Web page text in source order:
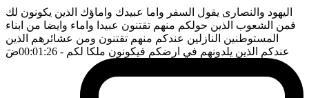
اليهود والنصارى يقول السفر واما عبيدك واماؤك الذين يكونون لك
فمن الشعوب الذين حولكم منهم تقتنون عبيدا واماء وايضا من ابناء
المستوطنين النازلين عندكم منهم تقتنون ومن عشائرهم الذين
عندكم الذين يلدونهم في ارضكم فيكونون ملكا لكم - 00:01:26 ضَ